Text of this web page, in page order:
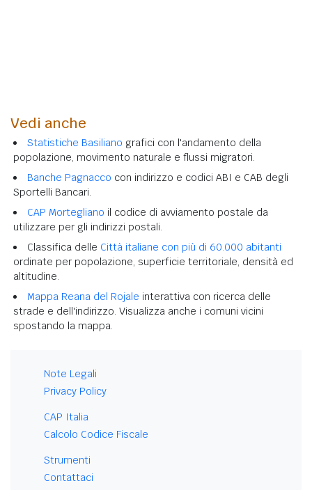
Vedi anche
Statistiche Basiliano grafici con l'andamento della
popolazione, movimento naturale e flussi migratori.
Banche Pagnacco con indirizzo e codici ABI e CAB degli
Sportelli Bancari.
CAP Mortegliano il codice di avviamento postale da
utilizzare per gli indirizzi postali.
Classifica delle Città italiane con più di 60.000 abitanti
ordinate per popolazione, superficie territoriale, densità ed
altitudine.
Mappa Reana del Rojale interattiva con ricerca delle
strade e dell'indirizzo. Visualizza anche i comuni vicini
spostando la mappa.
Note Legali
Privacy Policy
CAP Italia
Calcolo Codice Fiscale
Strumenti
Contattaci